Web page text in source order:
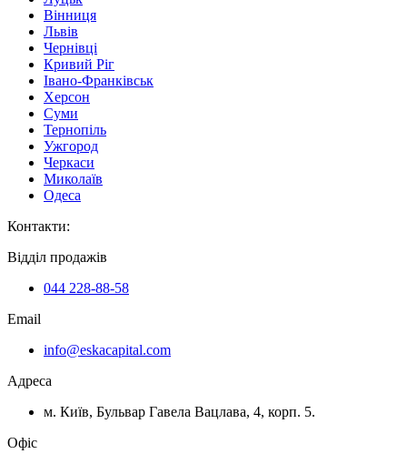
Вінниця
Львів
Чернівці
Кривий Ріг
Івано-Франківськ
Херсон
Суми
Тернопіль
Ужгород
Черкаси
Миколаїв
Одеса
Контакти:
Відділ продажів
044 228-88-58
Email
info@eskacapital.com
Адреса
м. Київ, Бульвар Гавела Вацлава, 4, корп. 5.
Офіс